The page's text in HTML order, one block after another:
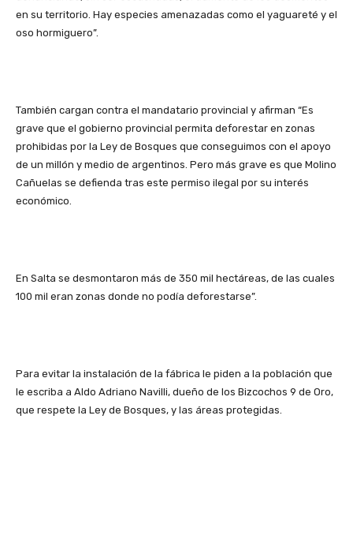
en su territorio. Hay especies amenazadas como el yaguareté y el
oso hormiguero”.
También cargan contra el mandatario provincial y afirman “Es
grave que el gobierno provincial permita deforestar en zonas
prohibidas por la Ley de Bosques que conseguimos con el apoyo
de un millón y medio de argentinos. Pero más grave es que Molino
Cañuelas se defienda tras este permiso ilegal por su interés
económico.
En Salta se desmontaron más de 350 mil hectáreas, de las cuales
100 mil eran zonas donde no podía deforestarse”.
Para evitar la instalación de la fábrica le piden a la población que
le escriba a Aldo Adriano Navilli, dueño de los Bizcochos 9 de Oro,
que respete la Ley de Bosques, y las áreas protegidas.